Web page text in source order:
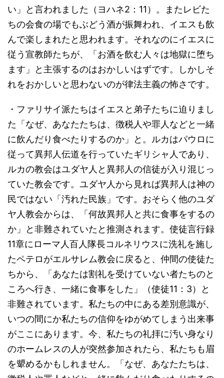
い」と言われました（ヨハネ2：11）。またレビた
ちの会食の場でもぶどう酒が振舞われ、イエスも飲
んで楽しまれたと思われます。それなのにイエスに
従う宣教師たちが、「お酒を飲む人々は地獄に堕ち
ます」と主張するのはおかしいはずです。しかしそ
れをおかしいと思わないのが律法主義の怖さです。
・ファリサイ派たちはイエスと弟子たちに迫りまし
た「なぜ、あなたたちは、徴税人や罪人などと一緒
に飲んだり食べたりするのか」と。ルカはパウロに
従って異邦人伝道を行っていたギリシャ人であり、
ルカの教会はユダヤ人と異邦人の信徒が入り混じっ
ていた教会です。ユダヤ人から見れば異邦人は神の
民ではない「汚れた民族」です。おそらく他のユダ
ヤ人教会からは、「何故異邦人と共に食事をするの
か」と非難されていたと推測されます。使徒言行録
11章にローマ人百人隊長コルネリウスに洗礼を施し
たペテロがエルサレム教会に戻ると、仲間の使徒た
ちから、「あなたは割礼を受けていない者たちのと
ころへ行き、一緒に食事をした」（使徒11：3）と
非難されています。私たちの中にある差別意識が、
いつの間にか私たちの信仰をゆがめてしまう出来事
がここにあります。今、私たちの礼拝に汚い身なり
のホームレスの人が突然参加されたら、私たちも眉
を顰めるかもしれません。「なぜ、あなたたちは、